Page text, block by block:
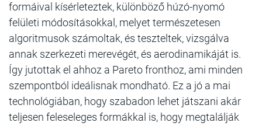
formáival kísérleteztek, különböző húzó-nyomó
felületi módosításokkal, melyet természetesen
algoritmusok számoltak, és teszteltek, vizsgálva
annak szerkezeti merevégét, és aerodinamikáját is.
Így jutottak el ahhoz a Pareto fronthoz, ami minden
szempontból ideálisnak mondható. Ez a jó a mai
technológiában, hogy szabadon lehet játszani akár
teljesen feleseleges formákkal is, hogy megtalálják